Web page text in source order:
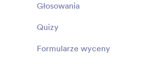
Głosowania
Quizy
Formularze wyceny